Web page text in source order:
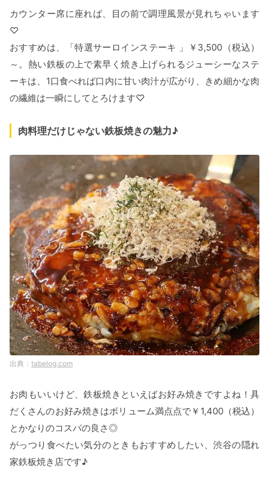
カウンター席に座れば、目の前で調理風景が見れちゃいます
♡
おすすめは、「特選サーロインステーキ 」￥3,500（税込）
～。熱い鉄板の上で素早く焼き上げられるジューシーなステ
ーキは、1口食べれば口内に甘い肉汁が広がり、きめ細かな肉
の繊維は一瞬にしてとろけます♡
肉料理だけじゃない鉄板焼きの魅力♪
tabelog.com
お肉もいいけど、鉄板焼きといえばお好み焼きですよね！具
だくさんのお好み焼きはボリューム満点点で￥1,400（税込）
とかなりのコスパの良さ◎
がっつり食べたい気分のときもおすすめしたい、渋谷の隠れ
家鉄板焼き店です♪